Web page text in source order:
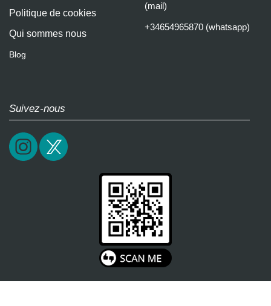
Politique de cookies
Qui sommes nous
Blog
(mail)
+34654965870 (whatsapp)
Suivez-nous